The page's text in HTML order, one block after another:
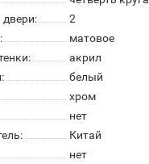
двери:
2
матовое
акрил
белый
хром
нет
Китай
нет